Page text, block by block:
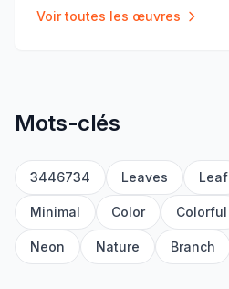
Voir toutes les œuvres
Mots-clés
3446734 Leaves Leaf
Minimal Color Colorful
Neon Nature Branch